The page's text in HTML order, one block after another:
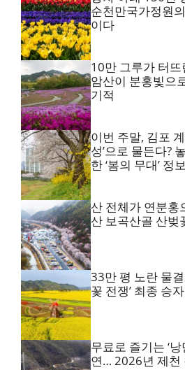
순천만국가정원
이다
10만 그루가 터
암산이 분홍빛으
기적
이번 주말, 김포
성’으로 물든다?
한 ‘봄의 무대’ 정보
산 전체가 연분홍
산 보곡산골 산벚
33만 평 노란 물
꽃 전쟁’ 최종 승
무료로 즐기는 ‘
연… 2026년 제천